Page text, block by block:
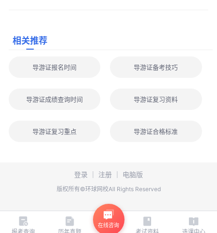
相关推荐
导游证报名时间 导游证备考技巧
导游证成绩查询时间 导游证复习资料
导游证复习重点 导游证合格标准
登录 注册 电脑版
版权所有©环球网校All Rights Reserved
在线咨询